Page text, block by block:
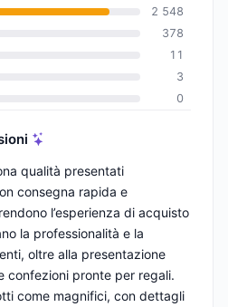
2 548
378
11
3
0
qualità presentati
consegna rapida e
l’esperienza di acquisto
la professionalità e la
oltre alla presentazione
confezioni pronte per regali.
come magnifici, con dettagli